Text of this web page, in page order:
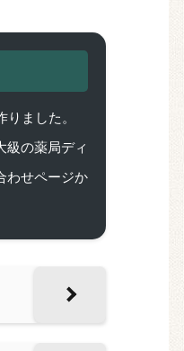
ました。
級の薬局ディ
わせページか